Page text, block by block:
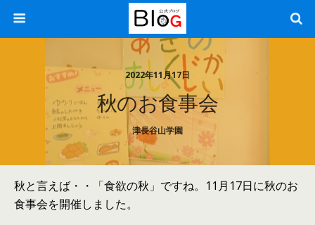
2022年11月17日
秋のお食事会
津長谷山学園
秋と言えば・・「食欲の秋」ですね。11月17日に秋のお
食事会を開催しました。